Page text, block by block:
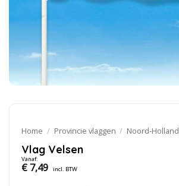
Home / Provincie vlaggen / Noord-Holland
Vlag Velsen
Vanaf:
€7,49 incl. BTW